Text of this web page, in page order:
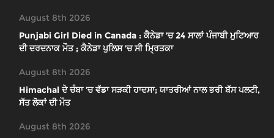
August 8th 2026
Punjabi Girl Died in Canada : ਕੈਨੇਡਾ ’ਚ 24 ਸਾਲਾਂ ਪੰਜਾਬੀ ਮੁਟਿਆਰ
ਦੀ ਦਰਦਨਾਕ ਮੌਤ ; ਕੈਨੇਡਾ ਪੁਲਿਸ ’ਚ ਸੀ ਮ੍ਰਿਤਕਾ
August 8th 2026
Himachal ਦੇ ਚੰਬਾ ’ਚ ਵੱਡਾ ਸੜਕੀ ਹਾਦਸਾ; ਯਾਤਰੀਆਂ ਨਾਲ ਭਰੀ ਬੱਸ ਪਲਟੀ,
ਸੱਤ ਲੋਕਾਂ ਦੀ ਮੌਤ
August 8th 2026